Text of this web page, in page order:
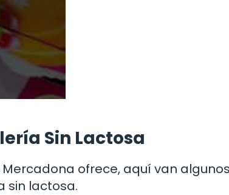
Sin Lactosa
ofrece, aquí van algunos
sin lactosa.